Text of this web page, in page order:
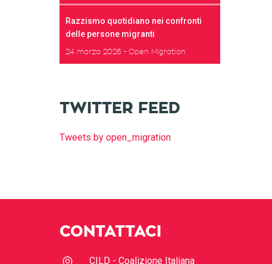
Razzismo quotidiano nei confronti
delle persone migranti
24 marzo 2026 Open Migration
TWITTER FEED
Tweets by open_migration
CONTATTACI
CILD - Coalizione Italiana